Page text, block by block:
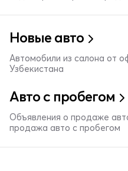
Новые авто
Автомобили из салона от
Узбекистана
Авто с пробегом
Объявления о продаже
продажа авто с пробегом